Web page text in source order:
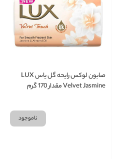
صابون لوکس رایحه گل یاس LUX
Velvet Jasmine مقدار 170 گرم
ناموجود